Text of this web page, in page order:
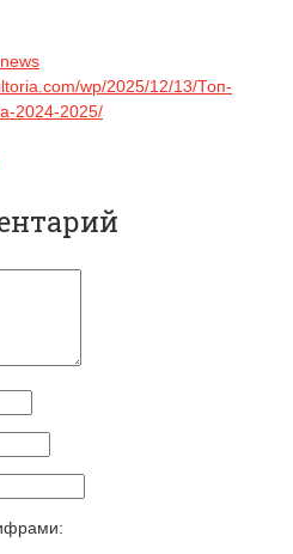
wp/2025/12/13/Топ-
2024‑2025/